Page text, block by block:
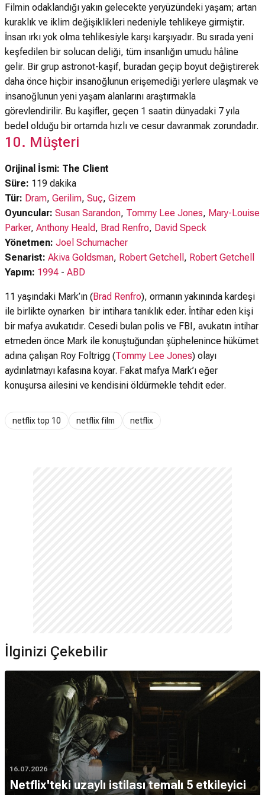
Filmin odaklandığı yakın gelecekte yeryüzündeki yaşam; artan
kuraklık ve iklim değişiklikleri nedeniyle tehlikeye girmiştir.
İnsan ırkı yok olma tehlikesiyle karşı karşıyadır. Bu sırada yeni
keşfedilen bir solucan deliği, tüm insanlığın umudu hâline
gelir. Bir grup astronot-kaşif, buradan geçip boyut değiştirerek
daha önce hiçbir insanoğlunun erişemediği yerlere ulaşmak ve
insanoğlunun yeni yaşam alanlarını araştırmakla
görevlendirilir. Bu kaşifler, geçen 1 saatin dünyadaki 7 yıla
bedel olduğu bir ortamda hızlı ve cesur davranmak zorundadır.
10. Müşteri
Orijinal İsmi: The Client
Süre: 119 dakika
Tür: Dram, Gerilim, Suç, Gizem
Oyuncular: Susan Sarandon, Tommy Lee Jones, Mary-Louise
Parker, Anthony Heald, Brad Renfro, David Speck
Yönetmen: Joel Schumacher
Senarist: Akiva Goldsman, Robert Getchell , Robert Getchell
Yapım: 1994 - ABD
11 yaşındaki Mark’ın (Brad Renfro), ormanın yakınında kardeşi
ile birlikte oynarken bir intihara tanıklık eder. İntihar eden kişi
bir mafya avukatıdır. Cesedi bulan polis ve FBI, avukatın intihar
etmeden önce Mark ile konuştuğundan şüphelenince hükümet
adına çalışan Roy Foltrigg (Tommy Lee Jones) olayı
aydınlatmayı kafasına koyar. Fakat mafya Mark’ı eğer
konuşursa ailesini ve kendisini öldürmekle tehdit eder.
netflix top 10 netflix film netflix
İlginizi Çekebilir
16.07.2026
Netflix'teki uzaylı istilası temalı 5 etkileyici